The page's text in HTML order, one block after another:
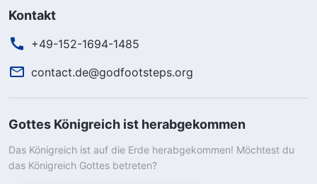
Kontakt
+49-152-1694-1485
contact.de@godfootsteps.org
Gottes Königreich ist herabgekommen
Das Königreich ist auf die Erde herabgekommen! Möchtest du
das Königreich Gottes betreten?